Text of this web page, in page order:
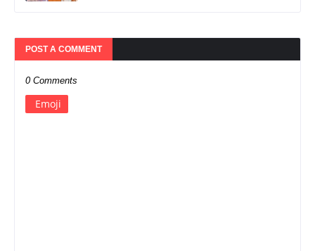
POST A COMMENT
0 Comments
Emoji